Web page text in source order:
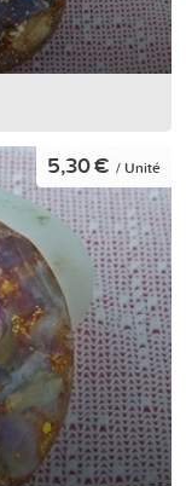
5,30 € / Unité